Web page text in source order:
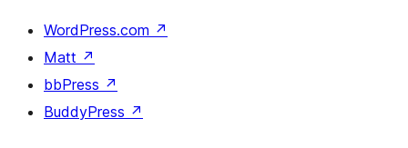
WordPress.com ↗
Matt ↗
bbPress ↗
BuddyPress ↗